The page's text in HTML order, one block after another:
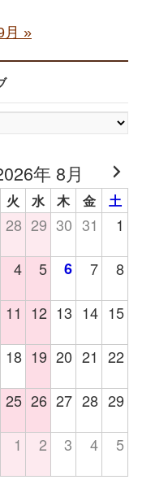
月 »
年 8月
火 水 木 金 土
28 29 30 31 1
4 5 6 7 8
11 12 13 14 15
18 19 20 21 22
25 26 27 28 29
1 2 3 4 5